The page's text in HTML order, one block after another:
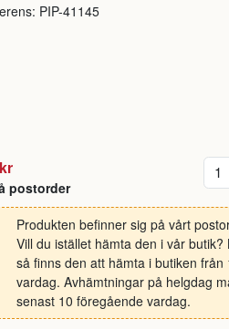
PIP-41145
postorder
Antal
Produkten befinner sig på vårt
Vill du istället hämta den i vår butik?
så finns den att hämta i butiken från
vardag. Avhämtningar på helgdag
senast 10 föregående vardag.